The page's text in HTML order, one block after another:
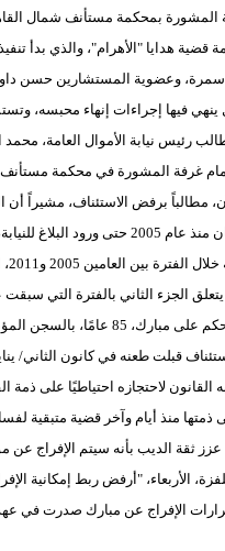
بمحكمة مستأنف شمال
هدايا "الأهرام"، والذي بدأ
سمرة، وعضوية المستشارين حسن
فيها إجراءات إنهاء محبسه،
رئيس نيابة الأموال العامة،
أمام غرفة المشورة في محكمة
وأن ما سدده الرئيس السابق كان
تقدم اللجنة تقريرها حتى
الاستئناف قبلت طعنه في كانون
لاحتجازه احتياطيًا على ذمة
منذ أيام وآخر قضية متبقية
ثقة الديب بأنه سيتم الإفراج
الأربعاء، "أرفض ربط إمكانية
الإفراج عن مبارك صدرت في